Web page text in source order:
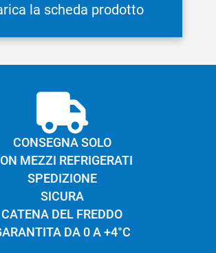
la scheda prodotto
CONSEGNA SOLO
MEZZI REFRIGERATI
SPEDIZIONE
SICURA
CATENA DEL FREDDO
DA 0 A +4°C